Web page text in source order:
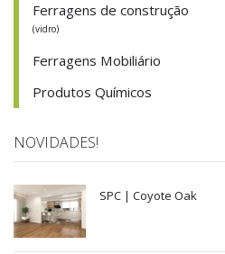
Ferragens de construção
(vidro)
Ferragens Mobiliário
Produtos Químicos
NOVIDADES!
SPC | Coyote Oak